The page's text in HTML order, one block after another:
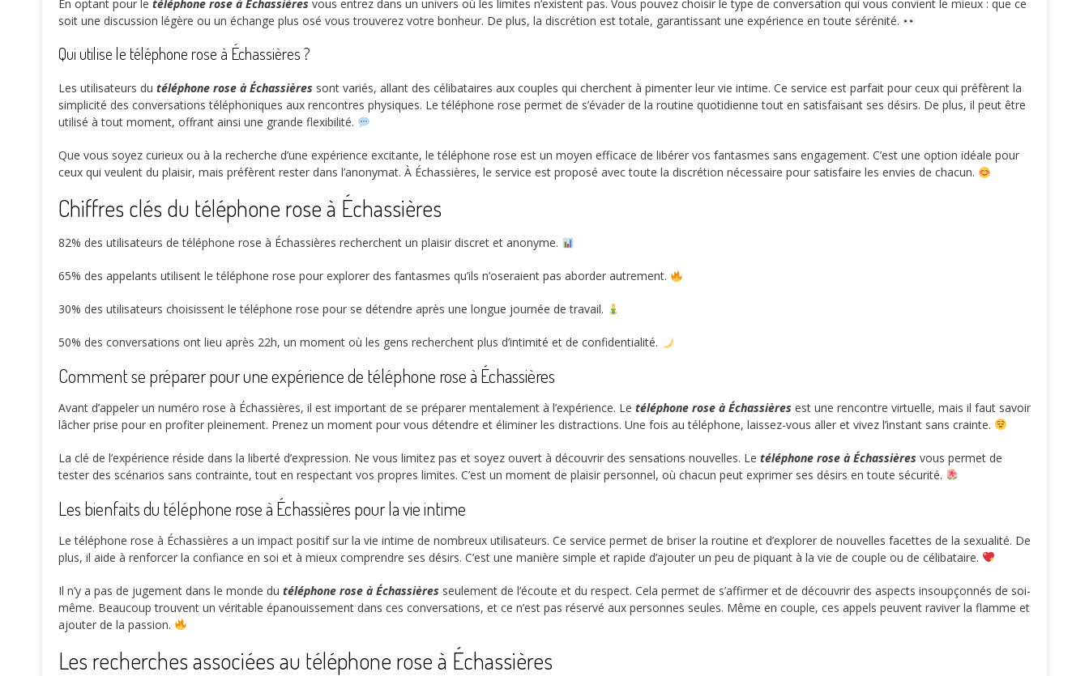
En optant pour le téléphone rose à Échassières vous entrez dans un univers où les limites n’existent pas. Vous pouvez choisir le type de conversation qui vous convient le mieux : que ce
soit une discussion légère ou un échange plus osé vous trouverez votre bonheur. De plus, la discrétion est totale, garantissant une expérience en toute sérénité.
Qui utilise le téléphone rose à Échassières ?
Les utilisateurs du téléphone rose à Échassières sont variés, allant des célibataires aux couples qui cherchent à pimenter leur vie intime. Ce service est parfait pour ceux qui préfèrent la
simplicité des conversations téléphoniques aux rencontres physiques. Le téléphone rose permet de s’évader de la routine quotidienne tout en satisfaisant ses désirs. De plus, il peut être
utilisé à tout moment, offrant ainsi une grande flexibilité.
Que vous soyez curieux ou à la recherche d’une expérience excitante, le téléphone rose est un moyen efficace de libérer vos fantasmes sans engagement. C’est une option idéale pour
ceux qui veulent du plaisir, mais préfèrent rester dans l’anonymat. À Échassières, le service est proposé avec toute la discrétion nécessaire pour satisfaire les envies de chacun.
Chiffres clés du téléphone rose à Échassières
82% des utilisateurs de téléphone rose à Échassières recherchent un plaisir discret et anonyme.
65% des appelants utilisent le téléphone rose pour explorer des fantasmes qu’ils n’oseraient pas aborder autrement.
30% des utilisateurs choisissent le téléphone rose pour se détendre après une longue journée de travail.
50% des conversations ont lieu après 22h, un moment où les gens recherchent plus d’intimité et de confidentialité.
Comment se préparer pour une expérience de téléphone rose à Échassières
Avant d’appeler un numéro rose à Échassières, il est important de se préparer mentalement à l’expérience. Le téléphone rose à Échassières est une rencontre virtuelle, mais il faut savoir
lâcher prise pour en profiter pleinement. Prenez un moment pour vous détendre et éliminer les distractions. Une fois au téléphone, laissez-vous aller et vivez l’instant sans crainte.
La clé de l’expérience réside dans la liberté d’expression. Ne vous limitez pas et soyez ouvert à découvrir des sensations nouvelles. Le téléphone rose à Échassières vous permet de
tester des scénarios sans contrainte, tout en respectant vos propres limites. C’est un moment de plaisir personnel, où chacun peut exprimer ses désirs en toute sécurité.
Les bienfaits du téléphone rose à Échassières pour la vie intime
Le téléphone rose à Échassières a un impact positif sur la vie intime de nombreux utilisateurs. Ce service permet de briser la routine et d’explorer de nouvelles facettes de la sexualité. De
plus, il aide à renforcer la confiance en soi et à mieux comprendre ses désirs. C’est une manière simple et rapide d’ajouter un peu de piquant à la vie de couple ou de célibataire.
Il n’y a pas de jugement dans le monde du téléphone rose à Échassières seulement de l’écoute et du respect. Cela permet de s’affirmer et de découvrir des aspects insoupçonnés de soi-
même. Beaucoup trouvent un véritable épanouissement dans ces conversations, et ce n’est pas réservé aux personnes seules. Même en couple, ces appels peuvent raviver la flamme et
ajouter de la passion.
Les recherches associées au téléphone rose à Échassières